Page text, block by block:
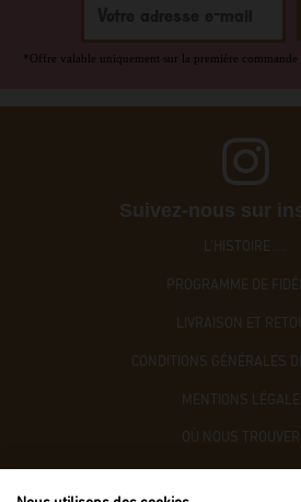
*Offre valable uniquement sur la première
Suivez-nous sur
L'HISTOIRE ....
PROGRAMME DE
LIVRAISON ET
CONDITIONS GÉNÉRALES
MENTIONS
OÙ NOUS